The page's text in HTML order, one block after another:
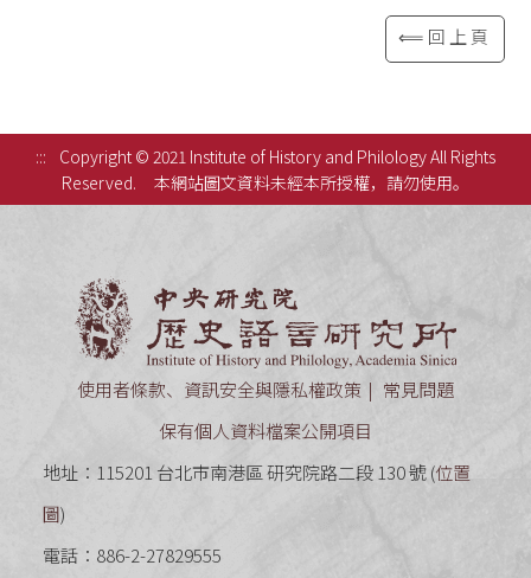
⟸回上頁
:::
Copyright © 2021 Institute of History and Philology All Rights
Reserved.
本網站圖文資料未經本所授權，請勿使用。
使用者條款、資訊安全與隱私權政策
常見問題
保有個人資料檔案公開項目
地址：115201 台北市南港區 研究院路二段 130 號 (位置
圖)
電話：886-2-27829555